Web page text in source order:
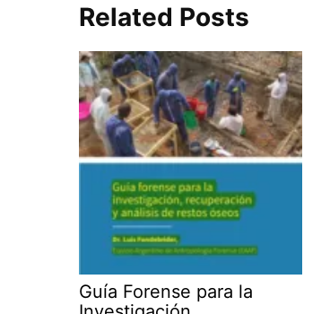
Related Posts
Guía Forense para la